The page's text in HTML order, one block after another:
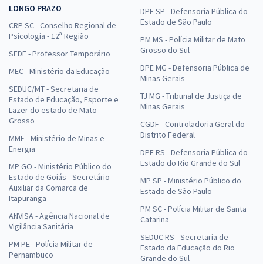
LONGO PRAZO
CRP SC - Conselho Regional de
Psicologia - 12ª Região
SEDF - Professor Temporário
MEC - Ministério da Educação
SEDUC/MT - Secretaria de
Estado de Educação, Esporte e
Lazer do estado de Mato
Grosso
MME - Ministério de Minas e
Energia
MP GO - Ministério Público do
Estado de Goiás - Secretário
Auxiliar da Comarca de
Itapuranga
ANVISA - Agência Nacional de
Vigilância Sanitária
PM PE - Polícia Militar de
Pernambuco
DPE SP - Defensoria Pública do
Estado de São Paulo
PM MS - Polícia Militar de Mato
Grosso do Sul
DPE MG - Defensoria Pública de
Minas Gerais
TJ MG - Tribunal de Justiça de
Minas Gerais
CGDF - Controladoria Geral do
Distrito Federal
DPE RS - Defensoria Pública do
Estado do Rio Grande do Sul
MP SP - Ministério Público do
Estado de São Paulo
PM SC - Polícia Militar de Santa
Catarina
SEDUC RS - Secretaria de
Estado da Educação do Rio
Grande do Sul